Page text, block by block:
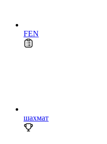
FEN
шахмат